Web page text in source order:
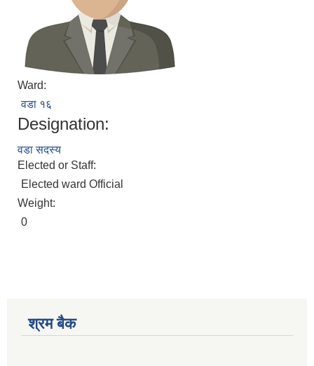
Ward:
वडा १६
Designation:
वडा सदस्य
Elected or Staff:
Elected ward Official
Weight:
0
श्रम बैक